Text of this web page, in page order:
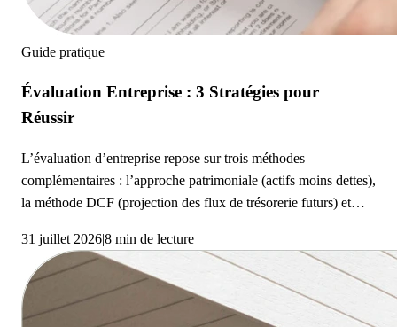
Guide pratique
Évaluation Entreprise : 3 Stratégies pour
Réussir
L’évaluation d’entreprise repose sur trois méthodes
complémentaires : l’approche patrimoniale (actifs moins dettes),
la méthode DCF (projection des flux de trésorerie futurs) et
finale dépend de critères clés comme la rentabilité, la clientèle,
le capital immatériel et la qualité du management. Faire appel à
un expert-comptable est recommandé pour sécuriser toute
reprise.
31 juillet 2026|8 min de lecture